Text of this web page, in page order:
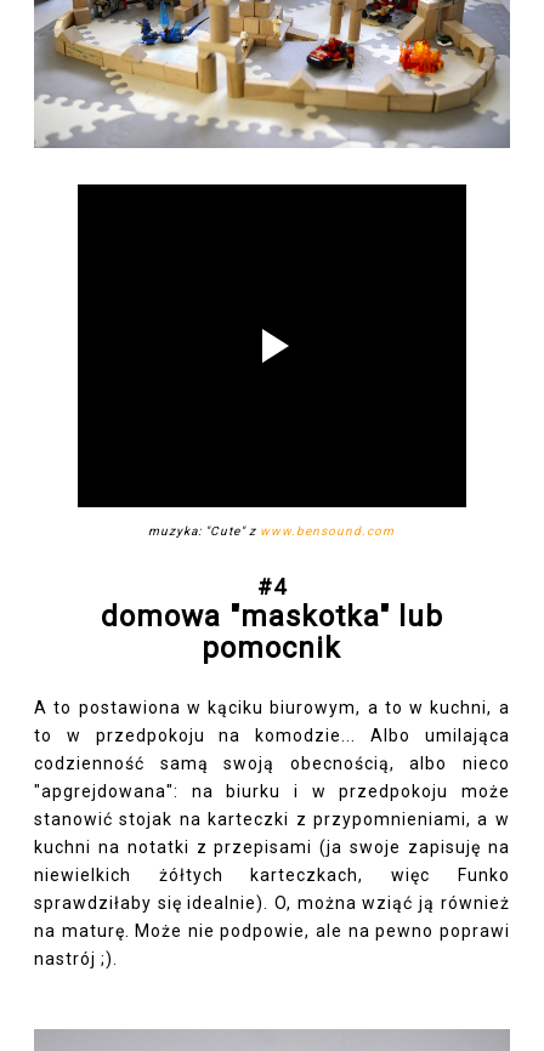
muzyka: "Cute" z www.bensound.com
#4
domowa "maskotka" lub
pomocnik
A to postawiona w kąciku biurowym, a to w kuchni, a
to w przedpokoju na komodzie... Albo umilająca
codzienność samą swoją obecnością, albo nieco
"apgrejdowana": na biurku i w przedpokoju może
stanowić stojak na karteczki z przypomnieniami, a w
kuchni na notatki z przepisami (ja swoje zapisuję na
niewielkich żółtych karteczkach, więc Funko
sprawdziłaby się idealnie). O, można wziąć ją również
na maturę. Może nie podpowie, ale na pewno poprawi
nastrój ;).